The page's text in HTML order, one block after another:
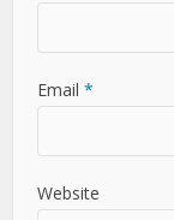
Email *
Website